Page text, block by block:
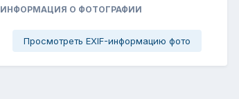
ИНФОРМАЦИЯ О ФОТОГРАФИИ
Просмотреть EXIF-информацию фото